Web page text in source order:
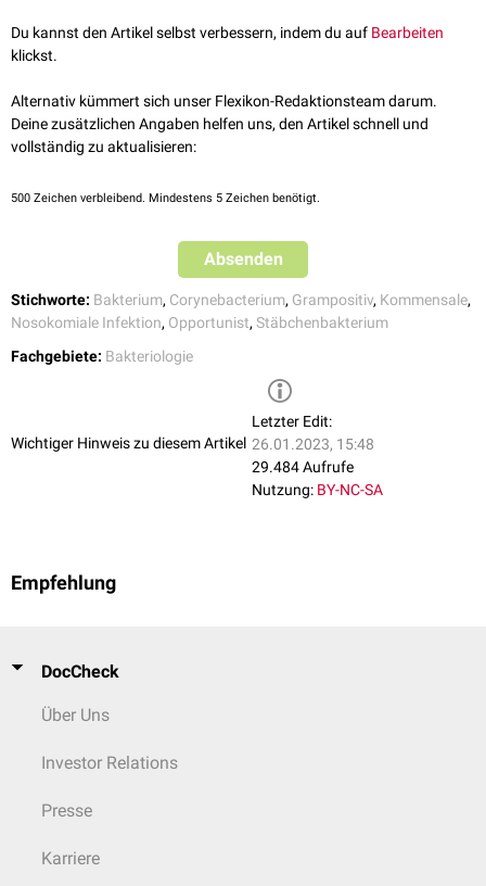
Meningitis
nekrotisierende Fasziitis
Osteomyelitis
Du kannst den Artikel selbst verbessern, indem du auf Bearbeiten
klickst.
Alternativ kümmert sich unser Flexikon-Redaktionsteam darum.
Deine zusätzlichen Angaben helfen uns, den Artikel schnell und
vollständig zu aktualisieren:
500 Zeichen verbleibend. Mindestens 5 Zeichen benötigt.
Absenden
Stichworte: Bakterium, Corynebacterium, Grampositiv, Kommensale,
Nosokomiale Infektion, Opportunist, Stäbchenbakterium
Fachgebiete: Bakteriologie
Wichtiger Hinweis zu diesem Artikel
Letzter Edit:
26.01.2023, 15:48
29.484 Aufrufe
Nutzung: BY-NC-SA
Empfehlung
DocCheck
Über Uns
Investor Relations
Presse
Karriere